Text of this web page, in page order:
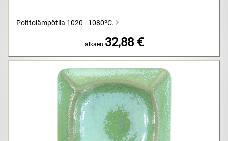
Polttolämpötila 1020 - 1080ºC.
alkaen 32,88 €